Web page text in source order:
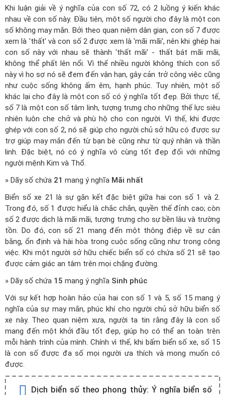
Khi luận giải về ý nghĩa của con số 72, có 2 luồng ý kiến khác
nhau về con số này. Đầu tiên, một số người cho đây là một con
số không may mắn. Bởi theo quan niệm dân gian, con số 7 được
xem là 'thất' và con số 2 được xem là 'mãi mãi', nên khi ghép hai
con số này với nhau sẽ thành 'thất mãi' - thất bát mãi mãi,
không thể phất lên nổi. Vì thế nhiều người không thích con số
này vì họ sợ nó sẽ đem đến vận hạn, gây cản trở công việc cũng
như cuộc sống không ấm êm, hạnh phúc. Tuy nhiên, một số
khác lại cho đây là một con số có ý nghĩa tốt đẹp. Bởi thực tế,
số 7 là một con số tâm linh, tượng trưng cho những thế lực siêu
nhiên luôn che chở và phù hộ cho con người. Vì thế, khi được
ghép với con số 2, nó sẽ giúp cho người chủ sở hữu có được sự
trợ giúp may mắn đến từ bạn bè cũng như từ quý nhân và thần
linh. Đặc biệt, nó có ý nghĩa vô cùng tốt đẹp đối với những
người mệnh Kim và Thổ.
» Dãy số chứa 21 mang ý nghĩa Mãi nhất
Biển số xe 21 là sự gắn kết đặc biệt giữa hai con số 1 và 2.
Trong đó, số 1 được hiểu là chắc chắn, quyền thế đỉnh cao; còn
số 2 được dịch là mãi mãi, tượng trưng cho sự bền lâu và trường
tồn. Do đó, con số 21 mang đến một thông điệp về sự cân
bằng, ổn định và hài hòa trong cuộc sống cũng như trong công
việc. Khi một người sở hữu chiếc biển số có chứa số 21 sẽ tạo
được cảm giác an tâm trên mọi chặng đường.
» Dãy số chứa 15 mang ý nghĩa Sinh phúc
Với sự kết hợp hoàn hảo của hai con số 1 và 5, số 15 mang ý
nghĩa của sự may mắn, phúc khí cho người chủ sở hữu biển số
xe này. Theo quan niệm xưa, người ta tin rằng đây là con số
mang đến một khởi đầu tốt đẹp, giúp họ có thể an toàn trên
mỗi hành trình của mình. Chính vì thế, khi bấm biển số xe, số 15
là con số được đa số mọi người ưa thích và mong muốn có
được.
Dịch biển số theo phong thủy: Ý nghĩa biển số